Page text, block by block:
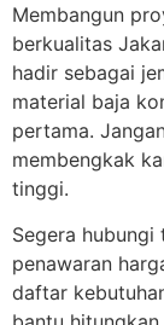
Membangun
berkualitas
hadir sebagai
material baja
pertama.
membengkak
tinggi.
Segera
penawaran
daftar